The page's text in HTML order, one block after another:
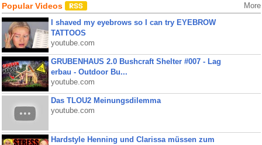
Popular Videos More
I shaved my eyebrows so I can try EYEBROW
TATTOOS
youtube.com
GRUBENHAUS 2.0 Bushcraft Shelter #007 - Lag
erbau - Outdoor Bu...
youtube.com
Das TLOU2 Meinungsdilemma
youtube.com
Hardstyle Henning und Clarissa müssen zum